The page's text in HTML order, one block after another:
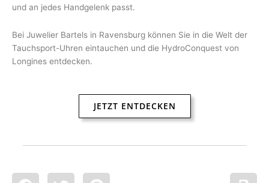
und an jedes Handgelenk passt.
Bei Juwelier Bartels in Ravensburg können Sie in die Welt der
Tauchsport-Uhren eintauchen und die HydroConquest von
Longines entdecken.
JETZT ENTDECKEN